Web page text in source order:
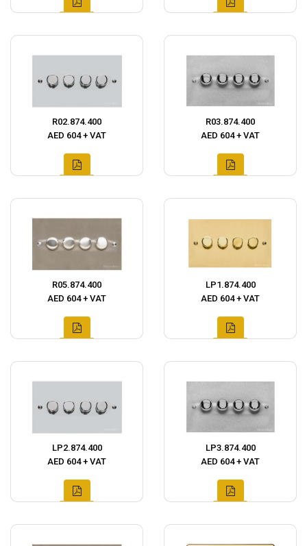
R02.874.400
AED 604 + VAT
R03.874.400
AED 604 + VAT
R05.874.400
AED 604 + VAT
LP1.874.400
AED 604 + VAT
LP2.874.400
AED 604 + VAT
LP3.874.400
AED 604 + VAT